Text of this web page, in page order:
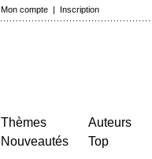
Mon compte | Inscription
Thèmes
Nouveautés
Auteurs
Top